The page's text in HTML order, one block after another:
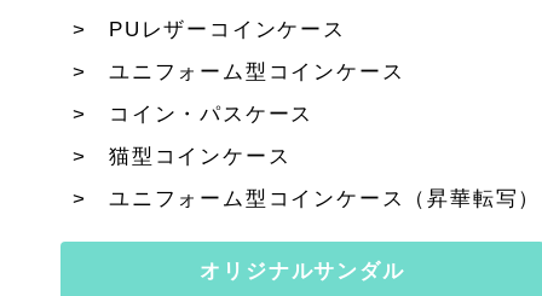
PUレザーコインケース
ユニフォーム型コインケース
コイン・パスケース
猫型コインケース
ユニフォーム型コインケース（昇華転写）
オリジナルサンダル